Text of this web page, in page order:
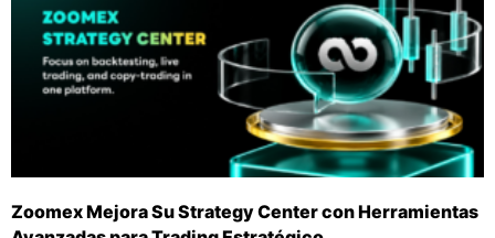
Zoomex Mejora Su Strategy Center con Herramientas